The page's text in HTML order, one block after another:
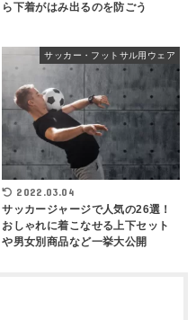
ら下着がはみ出るのを防ごう
サッカー・フットサル用ウェア
2022.03.04
サッカージャージで人気の26選！
おしゃれに着こなせる上下セット
や男女別商品など一挙大公開